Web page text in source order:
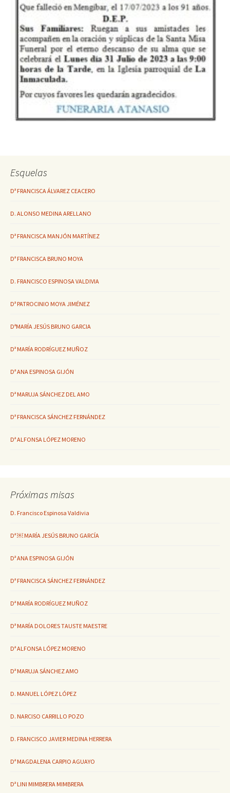
Esquelas
Dª FRANCISCA ÁLVAREZ CEACERO
D. ALONSO MEDINA ARELLANO
Dª FRANCISCA MANJÓN MARTÍNEZ
Dª FRANCISCA BRUNO MOYA
D. FRANCISCO ESPINOSA VALDIVIA
Dª PATROCINIO MOYA JIMÉNEZ
DªMARÍA JESÚS BRUNO GARCIA
Dª MARÍA RODRÍGUEZ MUÑOZ
Dª ANA ESPINOSA GIJÓN
Dª MARUJA SÁNCHEZ DEL AMO
Dª FRANCISCA SÁNCHEZ FERNÁNDEZ
Dª ALFONSA LÓPEZ MORENO
Próximas misas
D. Francisco Espinosa Valdivia
Dª ￼ MARÍA JESÚS BRUNO GARCÍA
Dª ANA ESPINOSA GIJÓN
Dª FRANCISCA SÁNCHEZ FERNÁNDEZ
Dª MARÍA RODRÍGUEZ MUÑOZ
Dª MARÍA DOLORES TAUSTE MAESTRE
Dª ALFONSA LÓPEZ MORENO
Dª MARUJA SÁNCHEZ AMO
D. MANUEL LÓPEZ LÓPEZ
D. NARCISO CARRILLO POZO
D. FRANCISCO JAVIER MEDINA HERRERA
Dª MAGDALENA CARPIO AGUAYO
Dª LINI MIMBRERA MIMBRERA